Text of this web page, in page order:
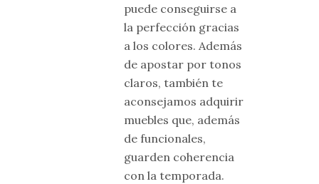
puede conseguirse a
la perfección gracias
a los colores. Además
de apostar por tonos
claros, también te
aconsejamos adquirir
muebles que, además
de funcionales,
guarden coherencia
con la temporada.